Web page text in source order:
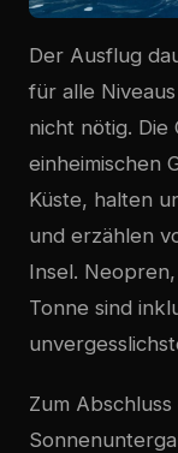
Der Ausflug
für alle
nicht nötig. Die
einheimischen
Küste, halten
und erzählen
Insel.
Tonne sind
Zum